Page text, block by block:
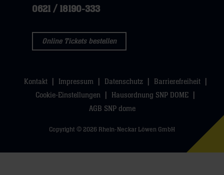
0621 / 18190-333
Online Tickets bestellen
Kontakt Impressum Datenschutz
Barrierefreiheit
Cookie-Einstellungen
Hausordnung SNP DOME
AGB SNP dome
Copyright © 2026 Rhein-Neckar Löwen GmbH